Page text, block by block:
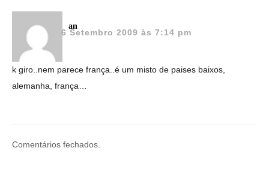
an
6 Setembro 2009 às 7:14 pm
k giro..nem parece frança..é um misto de paises baixos,
alemanha, frança…
Comentários fechados.